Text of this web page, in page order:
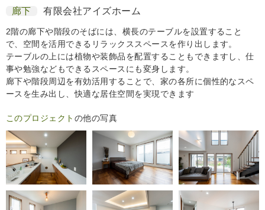
廊下 有限会社アイズホーム
2階の廊下や階段のそばには、横長のテーブルを設置すること
で、空間を活用できるリラックススペースを作り出します。
テーブルの上には植物や装飾品を配置することもできますし、仕
事や勉強などもできるスペースにも変身します。
廊下や階段周辺を有効活用することで、家の各所に個性的なスペ
ースを生み出し、快適な居住空間を実現できます
このプロジェクト の他の写真